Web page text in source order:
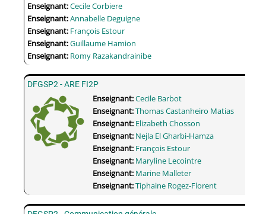
Enseignant:Cecile Corbiere
Enseignant:Annabelle Deguigne
Enseignant: François Estour
Enseignant:Guillaume Hamion
Enseignant: Romy Razakandrainibe
DFGSP2 - ARE FI2P
Enseignant:Cecile Barbot
Enseignant:Thomas Castanheiro Matias
Enseignant: Elizabeth Chosson
Enseignant: Nejla El Gharbi-Hamza
Enseignant: François Estour
Enseignant: Maryline Lecointre
Enseignant: Marine Malleter
Enseignant:Tiphaine Rogez-Florent